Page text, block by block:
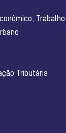
Tributária